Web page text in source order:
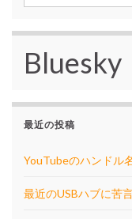
Bluesky
最近の投稿
YouTubeのハンドル
最近のUSBハブに苦